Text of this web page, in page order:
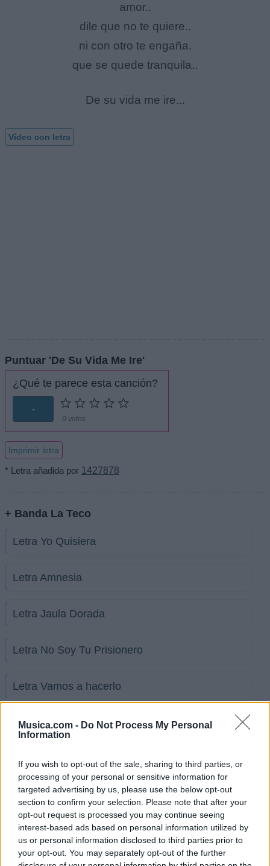
Musica.com - Do Not Process My Personal
Information
If you wish to opt-out of the sale, sharing to third parties, or
processing of your personal or sensitive information for
targeted advertising by us, please use the below opt-out
section to confirm your selection. Please note that after your
opt-out request is processed you may continue seeing
interest-based ads based on personal information utilized by
us or personal information disclosed to third parties prior to
your opt-out. You may separately opt-out of the further
amor..
dile que no te quiere..
ni con otro te engaña.
que se quede tranquila..
De su vida me ire...
Vídeo con letra
Puntuar 'De Su Vida Me Ire'
¿Qué te parece esta canción?
-
0 votos
Imprimir letra
* Letra añadida por 1427878
+ Banda La Teco
Letra Yo Quisiera
Letra Amnesia
Letra Jaula Dorada
Letra No Soy Tu Prisionero
Letra Vamos a hacerlo
Letra Se acabaron las caricias
Letra Piel de azucar
Letra Con que me pagas
+ Letras de Banda La Teco
Biografía Ranking Fotos Foro